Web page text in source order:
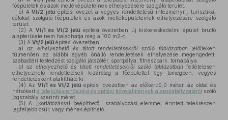
főépületek és azok melléképületeinek elhelyezésére szolgáló terület.
b) A Vt/2 jelű építési övezet a vegyes rendeltetésű intézményi-, turisztikai
célokat szolgáló főépületek és azok melléképületeinek elhelyezésére szolgáló
terület.
(2) A Vt/1 és Vt/2 jelű építési övezetben új kiskereskedelmi épület bruttó
alapterülete nem haladhatja meg a 100 m2-t.
(3) A Vt/2 jelű építési övezetben
a)
az elhelyezhető és tiltott rendeltetésekről szóló táblázatbanjelölteken
túlmenően az alábbi egyéb önálló rendeltetések elhelyezése megengedett:
szabadtéri testedzést szolgáló játszótér, sportpálya, fitneszpark, tornapálya.
b) az elhelyezhető és tiltott rendeltetésekről szóló táblázatban feltételesen
elhelyezhető rendeltetések kizárólag a főépülettel egy tömegben, vegyes
rendeltetésként alakítható ki.
(4) AzVt/1 és Vt/2 jelűépítési övezetben az előkert:0,0 méter, az oldal és
hátsókert a településrendezési és építési követelmények alapszabályzatáról szóló
jogszabály szerinti méret.
(5) A „korlátozással beépíthető” szabályozási elemmel érintett telekrészen
legfeljebb csűr, vagy méhes építhető.